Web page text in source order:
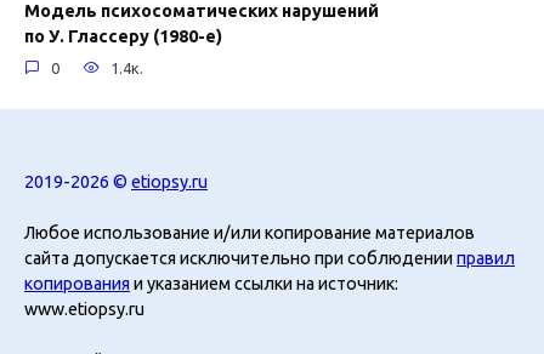
Модель психосоматических нарушений
по У. Глассеру (1980-е)
0 1.4к.
2019-2026 © etiopsy.ru
Любое использование и/или копирование материалов
сайта допускается исключительно при соблюденииправил
копирования и указанием ссылки на источник:
www.etiopsy.ru